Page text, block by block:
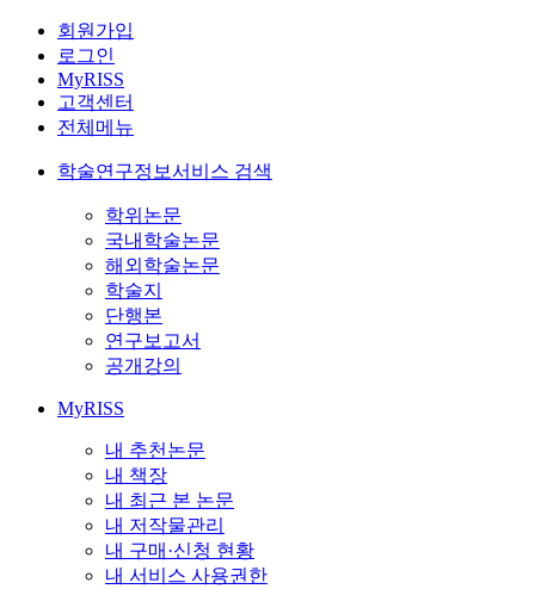
회원가입
로그인
MyRISS
고객센터
전체메뉴
학술연구정보서비스 검색
학위논문
국내학술논문
해외학술논문
학술지
단행본
연구보고서
공개강의
MyRISS
내 추천논문
내 책장
내 최근 본 논문
내 저작물관리
내 구매·신청 현황
내 서비스 사용권한